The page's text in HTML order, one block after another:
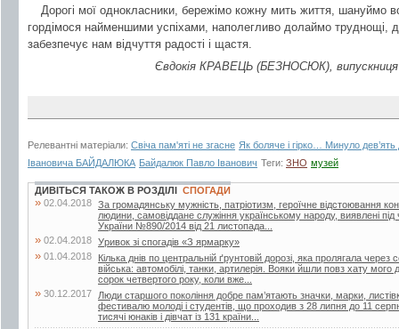
Дорогі мої однокласники, бережімо кожну мить життя, шануймо
гордімося найменшими успіхами, наполегливо долаймо труднощі,
забезпечує нам відчуття радості і щастя.
Євдокія КРАВЕЦЬ (БЕЗНОСЮК), випускниця
Релевантні матеріали: Свіча пам'яті не згасне Як боляче і гірко… Минуло
Івановича БАЙДАЛЮКА Байдалюк Павло Іванович Теги: ЗНО музей
ДИВІТЬСЯ ТАКОЖ В РОЗДІЛІ СПОГАДИ
» 02.04.2018 За громадянську мужність, патріотизм, героїчне відстоювання
людини, самовіддане служіння українському народу, виявлені
України №890/2014 від 21 листопада...
» 02.04.2018 Уривок зі спогадів «З ярмарку»
» 01.04.2018
Кілька днів по центральній ґрунтовій дорозі, яка пролягала
війська: автомобілі, танки, артилерія. Вояки йшли повз хату мого
сорок четвертого року, коли вже...
» 30.12.2017
Люди старшого покоління добре пам’ятають значки, марки,
фестивалю молоді і студентів, що проходив з 28 липня до 11
тисячі юнаків і дівчат із 131 країни...